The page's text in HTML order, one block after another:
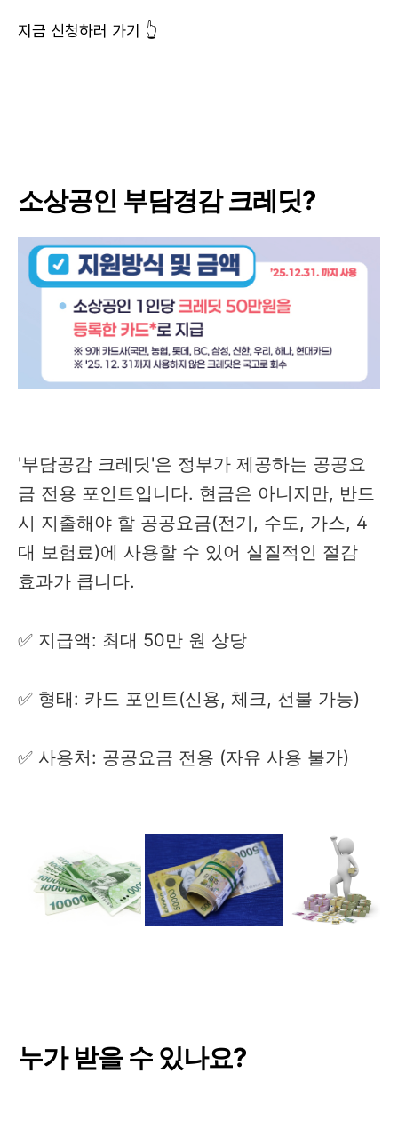
지금 신청하러 가기 👆
소상공인 부담경감 크레딧?
'부담공감 크레딧'은 정부가 제공하는 공공요
금 전용 포인트입니다. 현금은 아니지만, 반드
시 지출해야 할 공공요금(전기, 수도, 가스, 4
대 보험료)에 사용할 수 있어 실질적인 절감
효과가 큽니다.
✅ 지급액: 최대 50만 원 상당
✅ 형태: 카드 포인트(신용, 체크, 선불 가능)
✅ 사용처: 공공요금 전용 (자유 사용 불가)
누가 받을 수 있나요?